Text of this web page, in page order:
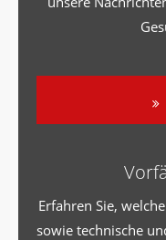
Erfahren Sie,
sowie technische